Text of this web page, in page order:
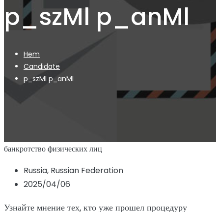
p_szMl p_anMl
Hem
Candidate
p_szMl p_anMl
банкротство физических лиц
Russia, Russian Federation
2025/04/06
Узнайте мнение тех, кто уже прошел процедуру